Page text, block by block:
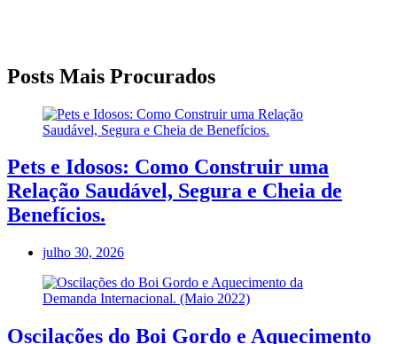
Posts Mais Procurados
Pets e Idosos: Como Construir uma
Relação Saudável, Segura e Cheia de
Benefícios.
julho 30, 2026
Oscilações do Boi Gordo e Aquecimento